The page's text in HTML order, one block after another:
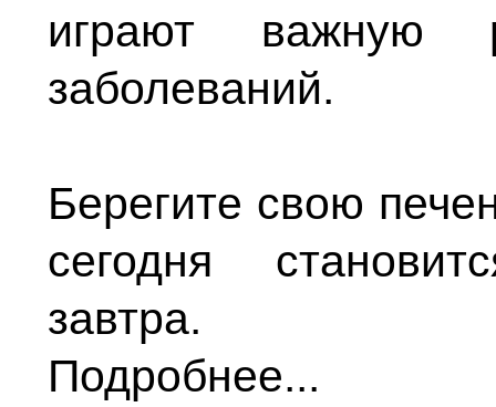
играют важную
заболеваний.
Берегите свою
сегодня
завтра.
Подробнее...